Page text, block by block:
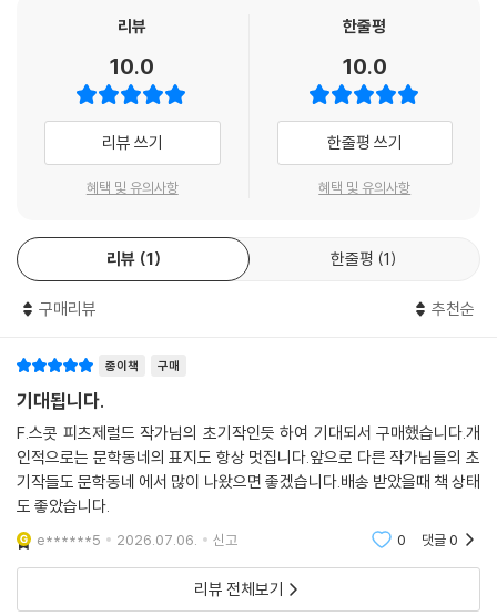
위해 애쓴다. 미식축구팀에 들어가 활약하고, 학교 신문인 〈데일리 프린스
허영과 자만심으로 가득했던 에이머리의 내면은 복잡하고 부침이 많은 와
중에 자라나게 되는데, 그 계기는 네 명의 여성?이저벨, 클래라, 로절린드,
엘리너?과의 친밀한 관계다.
에이머리의 첫사랑이라고 할 수 있는 이저벨은 단도직입적인 성격과 아름
격해지는 성격이나, 요령이 좋아 만나는 거의 모든 사람을 그녀 편으로 만
드는 능력이 있다. 이저벨과 에이머리는 거의 키스할 뻔하지만, 이저벨을
쫓아다니던 소년들이 갑자기 방에 들어오는 바람에 기회는 지나가버린다.
어머니 비어트리스의 옛 연인이자 에이머리의 멘토인 몬시뇨르 다시 신부
가 에이머리의 먼 친척인 클래라가 사별하여 가난하게 살고 있다며 그녀를
살펴봐주기를 청한다. 에이머리는 그리 내키지 않지만 길을 나서는데, 실
제로 만나보니 클래라는 찰랑거리는 금발에 순수하고 눈부신 미소를 짓는
멋진 여성이다. 클래라와 함께라면 무엇을 하든 좋을 정도로 에이머리는
그녀에게 빠져들어 사랑을 고백한다. 클래라 역시 에이머리에게 호감이 있
지만, 그녀는 “나는 사랑에 빠진 적이 한 번도 없어” “나는 절대 다시는 결
혼하지 않을 거야. 나는 두 아이가 있고 그애들을 위해 살고 싶어”라는 말
리뷰
10.0
리뷰 쓰기
혜택 및 유의사항
한줄평
10.0
한줄평 쓰기
혜택 및 유의사항
리뷰 1 한줄평 1
구매리뷰 추천순
종이책 구매
기대됩니다.
F.스콧 피츠제럴드 작가님의 초기작인듯 하여 기대되서 구매했습니다.개
인적으로는 문학동네의 표지도 항상 멋집니다.앞으로 다른 작가님들의 초
기작들도 문학동네 에서 많이 나왔으면 좋겠습니다.배송 받았을때 책 상태
도 좋았습니다.
e******5 2026.07.06. 신고 0 댓글0
리뷰 전체보기